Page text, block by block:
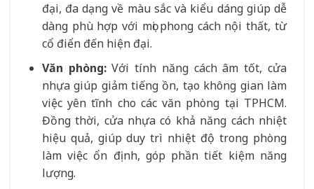
đại, đa dạng về màu sắc và kiểu dáng giúp dễ
dàng phù hợp với mọi phong cách nội thất, từ
cổ điển đến hiện đại.
Văn phòng:Với tính năng cách âm tốt, cửa
nhựa giúp giảm tiếng ồn, tạo không gian làm
việc yên tĩnh cho các văn phòng tại TPHCM.
Đồng thời, cửa nhựa có khả năng cách nhiệt
hiệu quả, giúp duy trì nhiệt độ trong phòng
làm việc ổn định, góp phần tiết kiệm năng
lượng.